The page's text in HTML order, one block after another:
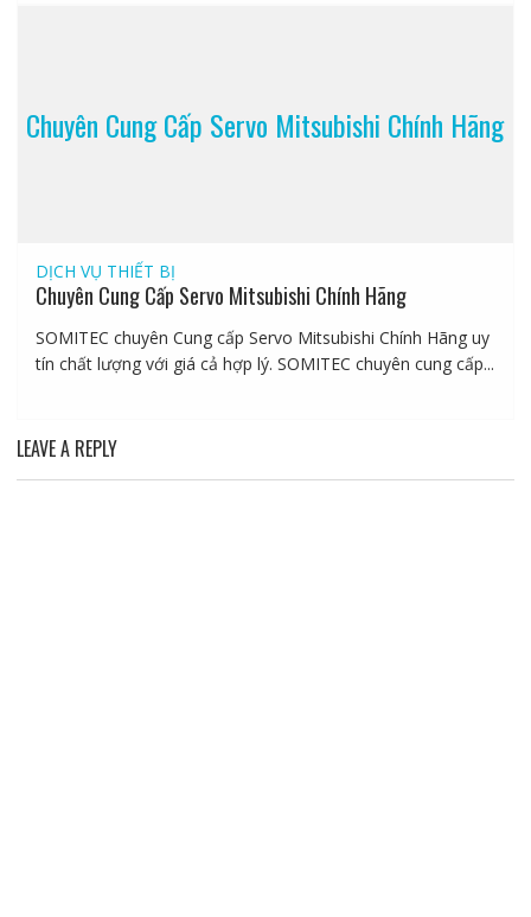
Chuyên Cung Cấp Servo Mitsubishi Chính Hãng
DỊCH VỤ THIẾT BỊ
Chuyên Cung Cấp Servo Mitsubishi Chính Hãng
SOMITEC chuyên Cung cấp Servo Mitsubishi Chính Hãng uy
tín chất lượng với giá cả hợp lý. SOMITEC chuyên cung cấp...
LEAVE A REPLY